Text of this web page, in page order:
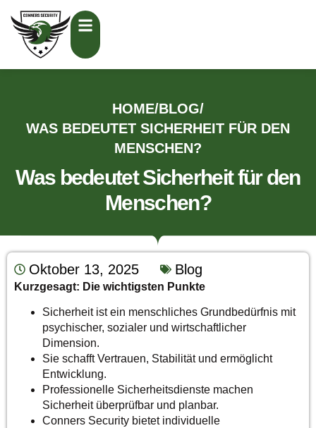
HOME/BLOG/
WAS BEDEUTET SICHERHEIT FÜR DEN
MENSCHEN?
Was bedeutet Sicherheit für den
Menschen?
Oktober 13, 2025 Blog
Kurzgesagt: Die wichtigsten Punkte
Sicherheit ist ein menschliches Grundbedürfnis mit
psychischer, sozialer und wirtschaftlicher
Dimension.
Sie schafft Vertrauen, Stabilität und ermöglicht
Entwicklung.
Professionelle Sicherheitsdienste machen
Sicherheit überprüfbar und planbar.
Conners Security bietet individuelle